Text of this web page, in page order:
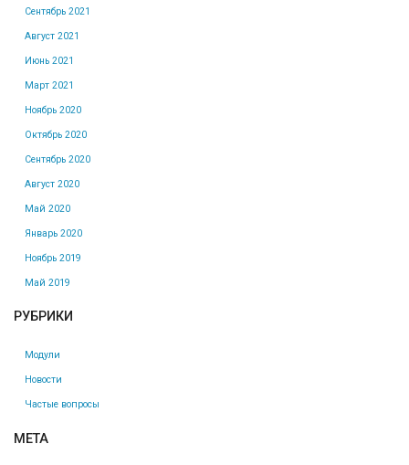
Сентябрь 2021
Август 2021
Июнь 2021
Март 2021
Ноябрь 2020
Октябрь 2020
Сентябрь 2020
Август 2020
Май 2020
Январь 2020
Ноябрь 2019
Май 2019
РУБРИКИ
Модули
Новости
Частые вопросы
МЕТА